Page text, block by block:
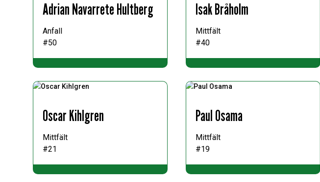
Adrian Navarrete Hultberg
Anfall
#50
Oscar Kihlgren
Mittfält
#21
Isak Bråholm
Mittfält
#40
Paul Osama
Mittfält
#19